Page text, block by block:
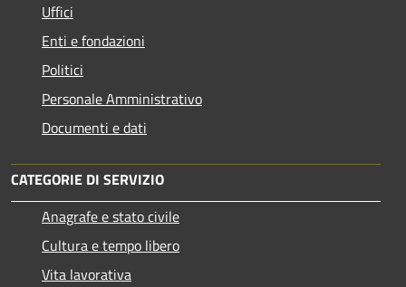
Uffici
Enti e fondazioni
Politici
Personale Amministrativo
Documenti e dati
CATEGORIE DI SERVIZIO
Anagrafe e stato civile
Cultura e tempo libero
Vita lavorativa